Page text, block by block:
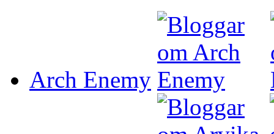
Arch Enemy